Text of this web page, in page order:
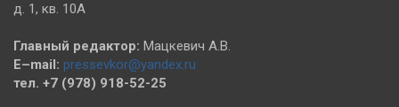
д. 1, кв. 10А
Главный редактор: Мацкевич А.В.
E–mail: pressevkor@yandex.ru
тел. +7 (978) 918-52-25